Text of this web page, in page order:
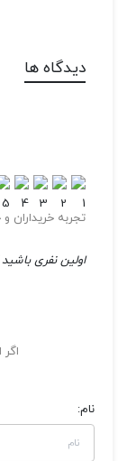
دیدگاه ها
تجربه خریداران
اولین نفری
اگر
نام: